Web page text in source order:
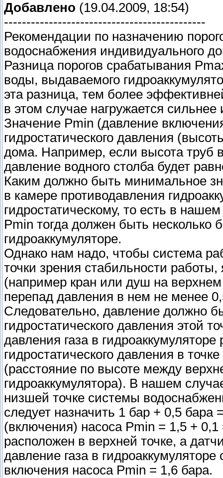
Добавлено (19.04.2009, 18:54)
---------------------------------------------
Рекомендации по назначению
водоснабжения индивидуального
Разница порогов срабатывания
воды, выдаваемого
эта разница, тем более
в этом случае нагружается
Значение Рmin (давление
гидростатического давления
дома. Например, если высота труб
давление водного столба будет
Каким должно быть минимальное
в камере противодавления
гидростатическому, то есть в
Рmin тогда должен быть несколько
гидроаккумуляторе.
Однако нам надо, чтобы система
точки зрения стабильности
(например кран или душ на
перепад давления в нем не менее
Следовательно, давление должно
гидростатического давления этой
давления газа в
гидростатического давления в
(расстояние по высоте между
гидроаккумулятора). В нашем
низшей точке системы
следует назначить 1 бар + 0,5 бара
(включения) насоса Рmin = 1,5 +
расположен в верхней точке, а
давление газа в
включения насоса Рmin = 1,6 бара.